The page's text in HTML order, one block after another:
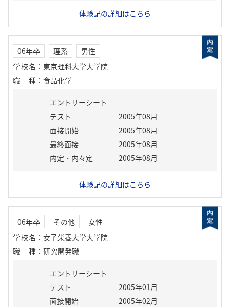
体験記の詳細はこちら
06年卒 理系
男性
学校名 ： 東京理科大学大学院
職種 ： 食品化学
エントリーシート
テスト
2005年08月
面接開始
2005年08月
最終面接
2005年08月
内定・内々定
2005年08月
体験記の詳細はこちら
06年卒 その他
女性
学校名 ： 女子栄養大学大学院
職種 ： 研究開発職
エントリーシート
テスト
2005年01月
面接開始
2005年02月